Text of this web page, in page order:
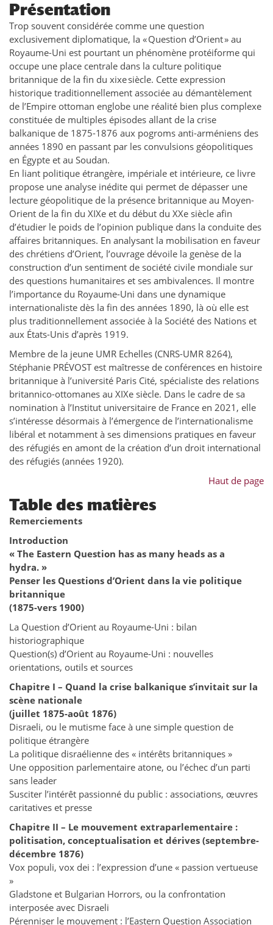
Présentation
Trop souvent considérée comme une question
exclusivement diplomatique, la « Question d’Orient » au
Royaume-Uni est pourtant un phénomène protéiforme qui
occupe une place centrale dans la culture politique
britannique de la fin du xixe siècle. Cette expression
historique traditionnellement associée au démantèlement
de l’Empire ottoman englobe une réalité bien plus complexe
constituée de multiples épisodes allant de la crise
balkanique de 1875-1876 aux pogroms anti-arméniens des
années 1890 en passant par les convulsions géopolitiques
en Égypte et au Soudan.
En liant politique étrangère, impériale et intérieure, ce livre
propose une analyse inédite qui permet de dépasser une
lecture géopolitique de la présence britannique au Moyen-
Orient de la fin du XIXe et du début du XXe siècle afin
d’étudier le poids de l’opinion publique dans la conduite des
affaires britanniques. En analysant la mobilisation en faveur
des chrétiens d’Orient, l’ouvrage dévoile la genèse de la
construction d’un sentiment de société civile mondiale sur
des questions humanitaires et ses ambivalences. Il montre
l’importance du Royaume-Uni dans une dynamique
internationaliste dès la fin des années 1890, là où elle est
plus traditionnellement associée à la Société des Nations et
aux États-Unis d’après 1919.
Membre de la jeune UMR Echelles (CNRS-UMR 8264),
Stéphanie PRÉVOST est maîtresse de conférences en histoire
britannique à l’université Paris Cité, spécialiste des relations
britannico-ottomanes au XIXe siècle. Dans le cadre de sa
nomination à l’Institut universitaire de France en 2021, elle
s’intéresse désormais à l’émergence de l’internationalisme
libéral et notamment à ses dimensions pratiques en faveur
des réfugiés en amont de la création d’un droit international
des réfugiés (années 1920).
Haut de page
Table des matières
Remerciements
Introduction
« The Eastern Question has as many heads as a
hydra. »
Penser les Questions d’Orient dans la vie politique
britannique
(1875-vers 1900)
La Question d’Orient au Royaume-Uni : bilan
historiographique
Question(s) d’Orient au Royaume-Uni : nouvelles
orientations, outils et sources
Chapitre I – Quand la crise balkanique s’invitait sur la
scène nationale
(juillet 1875-août 1876)
Disraeli, ou le mutisme face à une simple question de
politique étrangère
La politique disraélienne des « intérêts britanniques »
Une opposition parlementaire atone, ou l’échec d’un parti
sans leader
Susciter l’intérêt passionné du public : associations, œuvres
caritatives et presse
Chapitre II – Le mouvement extraparlementaire :
politisation, conceptualisation et dérives (septembre-
décembre 1876)
Vox populi, vox dei : l’expression d’une « passion vertueuse
»
Gladstone et Bulgarian Horrors, ou la confrontation
interposée avec Disraeli
Pérenniser le mouvement : l’Eastern Question Association